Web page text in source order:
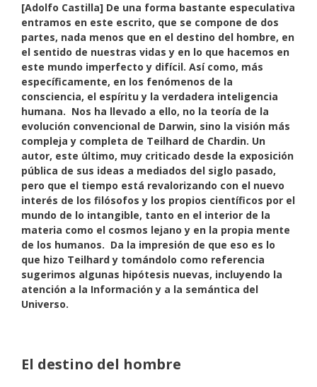
[Adolfo Castilla] De una forma bastante especulativa
entramos en este escrito, que se compone de dos
partes, nada menos que en el destino del hombre, en
el sentido de nuestras vidas y en lo que hacemos en
este mundo imperfecto y difícil. Así como, más
específicamente, en los fenómenos de la
consciencia, el espíritu y la verdadera inteligencia
humana. Nos ha llevado a ello, no la teoría de la
evolución convencional de Darwin, sino la visión más
compleja y completa de Teilhard de Chardin. Un
autor, este último, muy criticado desde la exposición
pública de sus ideas a mediados del siglo pasado,
pero que el tiempo está revalorizando con el nuevo
interés de los filósofos y los propios científicos por el
mundo de lo intangible, tanto en el interior de la
materia como el cosmos lejano y en la propia mente
de los humanos. Da la impresión de que eso es lo
que hizo Teilhard y tomándolo como referencia
sugerimos algunas hipótesis nuevas, incluyendo la
atención a la Información y a la semántica del
Universo.
El destino del hombre